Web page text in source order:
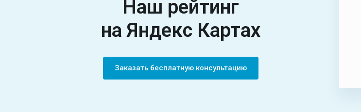
Наш рейтинг
на Яндекс Картах
Заказать бесплатную консультацию